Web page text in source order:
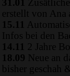
31.01
erstellt von Ana
15.11
Infos bei den
14.11
2 Jahre
18.09 Neue an
bisher geschah